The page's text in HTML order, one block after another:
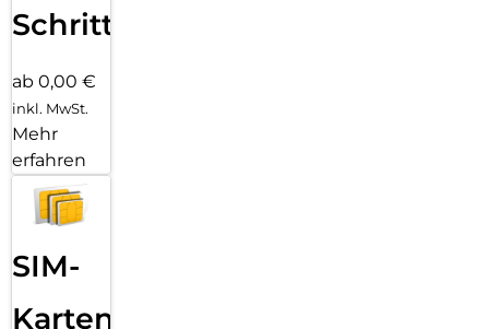
Schritten
ab 0,00 €
inkl. MwSt.
Mehr
erfahren
SIM-
Karten